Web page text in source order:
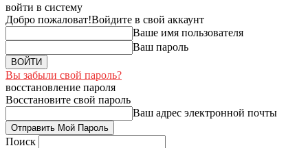
войти в систему
Добро пожаловат!Войдите в свой аккаунт
Ваше имя пользователя
Ваш пароль
Вы забыли свой пароль?
восстановление пароля
Восстановите свой пароль
Ваш адрес электронной почты
Поиск